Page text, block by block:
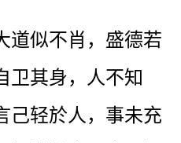
道似不肖，盛德若
卫其身，人不知
己轻於人，事未充